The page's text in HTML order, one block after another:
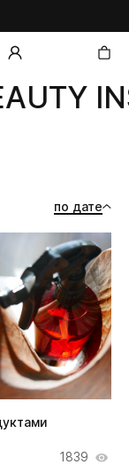
по дате
1839